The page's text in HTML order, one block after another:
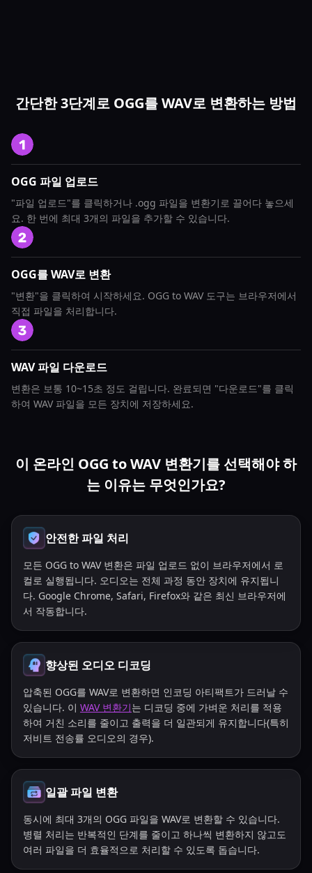
간단한 3단계로 OGG를 WAV로 변환하는 방법
OGG 파일 업로드
"파일 업로드"를 클릭하거나 .ogg 파일을 변환기로 끌어다 놓으세
요. 한 번에 최대 3개의 파일을 추가할 수 있습니다.
OGG를 WAV로 변환
"변환"을 클릭하여 시작하세요. OGG to WAV 도구는 브라우저에서
직접 파일을 처리합니다.
WAV 파일 다운로드
변환은 보통 10~15초 정도 걸립니다. 완료되면 "다운로드"를 클릭
하여 WAV 파일을 모든 장치에 저장하세요.
이 온라인 OGG to WAV 변환기를 선택해야 하
는 이유는 무엇인가요?
안전한 파일 처리
모든 OGG to WAV 변환은 파일 업로드 없이 브라우저에서 로
컬로 실행됩니다. 오디오는 전체 과정 동안 장치에 유지됩니
다. Google Chrome, Safari, Firefox와 같은 최신 브라우저에
서 작동합니다.
향상된 오디오 디코딩
압축된 OGG를 WAV로 변환하면 인코딩 아티팩트가 드러날 수
있습니다. 이 WAV 변환기는 디코딩 중에 가벼운 처리를 적용
하여 거친 소리를 줄이고 출력을 더 일관되게 유지합니다(특히
저비트 전송률 오디오의 경우).
일괄 파일 변환
동시에 최대 3개의 OGG 파일을 WAV로 변환할 수 있습니다.
병렬 처리는 반복적인 단계를 줄이고 하나씩 변환하지 않고도
여러 파일을 더 효율적으로 처리할 수 있도록 돕습니다.